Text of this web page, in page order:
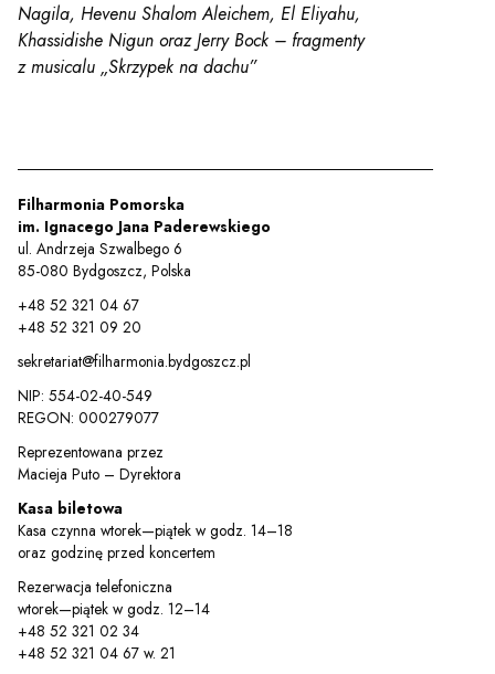
Nagila, Hevenu Shalom Aleichem, El Eliyahu,
Khassidishe Nigun oraz Jerry Bock – fragmenty
z musicalu „Skrzypek na dachu”
Filharmonia Pomorska
im. Ignacego Jana Paderewskiego
ul. Andrzeja Szwalbego 6
85-080 Bydgoszcz, Polska
+48 52 321 04 67
+48 52 321 09 20
sekretariat@filharmonia.bydgoszcz.pl
NIP: 554-02-40-549
REGON: 000279077
Reprezentowana przez
Macieja Puto – Dyrektora
Kasa biletowa
Kasa czynna wtorek—piątek w godz. 14–18
oraz godzinę przed koncertem
Rezerwacja telefoniczna
wtorek—piątek w godz. 12–14
+48 52 321 02 34
+48 52 321 04 67 w. 21